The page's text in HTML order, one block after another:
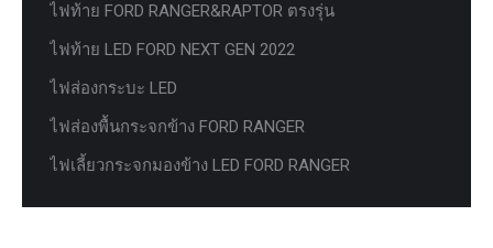
ไฟท้าย FORD RANGER&RAPTOR ตรงรุ่น
ไฟท้าย LED FORD NEXT GEN 2022
ไฟส่องกระบะ LED
ไฟส่องพื้นกระจกข้าง FORD RANGER
ไฟเลี้ยวกระจกมองข้าง LED FORD RANGER